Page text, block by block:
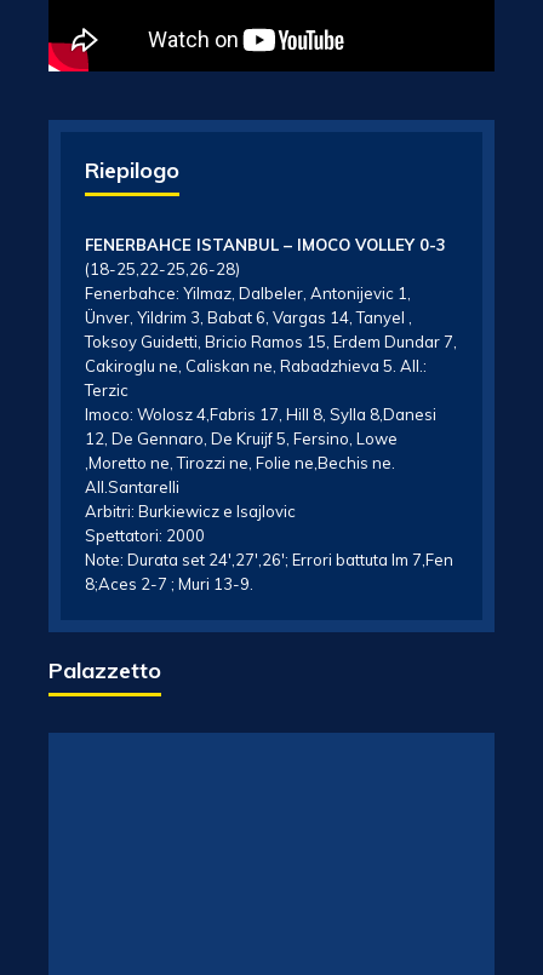
Riepilogo
FENERBAHCE ISTANBUL – IMOCO VOLLEY 0-3
(18-25,22-25,26-28)
Fenerbahce: Yilmaz, Dalbeler, Antonijevic 1,
Ünver, Yildrim 3, Babat 6, Vargas 14, Tanyel ,
Toksoy Guidetti, Bricio Ramos 15, Erdem Dundar 7,
Cakiroglu ne, Caliskan ne, Rabadzhieva 5. All.:
Terzic
Imoco: Wolosz 4,Fabris 17, Hill 8, Sylla 8,Danesi
12, De Gennaro, De Kruijf 5, Fersino, Lowe
,Moretto ne, Tirozzi ne, Folie ne,Bechis ne.
All.Santarelli
Arbitri: Burkiewicz e Isajlovic
Spettatori: 2000
Note: Durata set 24′,27′,26′; Errori battuta Im 7,Fen
8;Aces 2-7 ; Muri 13-9.
Palazzetto